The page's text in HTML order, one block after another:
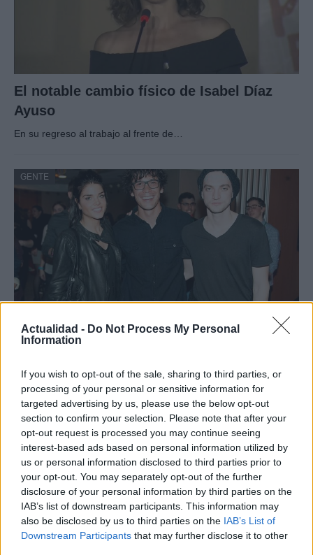
Actualidad - Do Not Process My Personal
Information
If you wish to opt-out of the sale, sharing to third parties, or
processing of your personal or sensitive information for
targeted advertising by us, please use the below opt-out
section to confirm your selection. Please note that after your
opt-out request is processed you may continue seeing
interest-based ads based on personal information utilized by
us or personal information disclosed to third parties prior to
your opt-out. You may separately opt-out of the further
disclosure of your personal information by third parties on the
IAB’s list of downstream participants. This information may
also be disclosed by us to third parties on the IAB’s List of
Downstream Participants that may further disclose it to other
El notable cambio físico de Isabel Díaz
Ayuso
En su regreso al trabajo al frente de…
GENTE
¿Quién es Chad Boyce?: cómo murió
La biografía de Chad Boyce que había muerto…
GENTE